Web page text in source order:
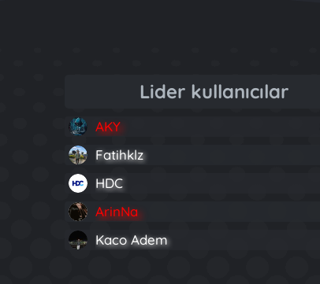
Lider kullanıcılar
AKY
Fatihklz
HDC
ArinNa
Kaco Adem